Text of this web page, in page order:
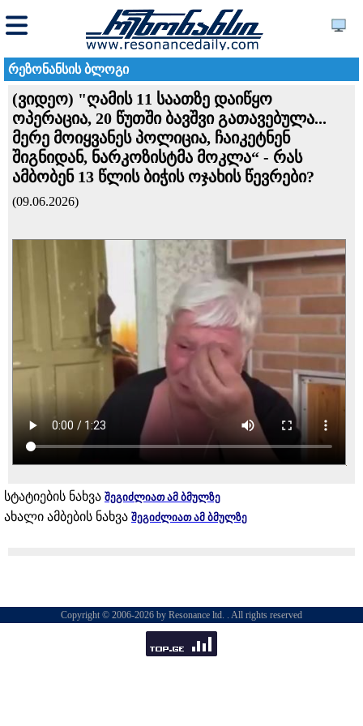
რეზონანსის ბლოგი
(ვიდეო) "ღამის 11 საათზე დაიწყო
ოპერაცია, 20 წუთში ბავშვი გათავებულა...
მერე მოიყვანეს პოლიცია, ჩაიკეტნენ
შიგნიდან, ნარკოზისტმა მოკლა“ - რას
ამბობენ 13 წლის ბიჭის ოჯახის წევრები?
(09.06.2026)
სტატიების ნახვა შეგიძლიათ ამ ბმულზე
ახალი ამბების ნახვა შეგიძლიათ ამ ბმულზე
Copyright © 2006-2026 by Resonance ltd. . All rights reserved